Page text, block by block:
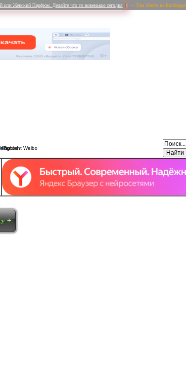
Женский Парфюм. Делайте что то новенькое сегодня ) — Тем Место на Билборде
PocketQzoneRenrenSina Weibo
Surfingbird
Tencent Weibo